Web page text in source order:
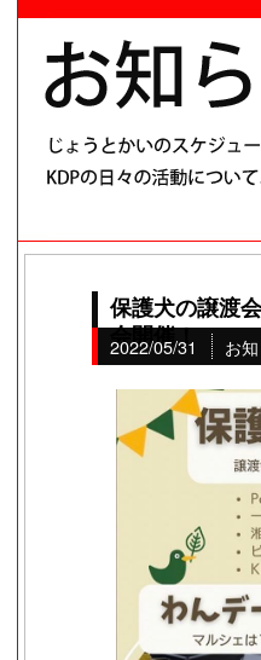
保護犬の譲渡
会開催！
2022/05/31 お